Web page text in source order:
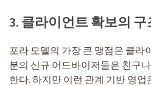
3. 클라이언트 확보의
포라 모델의 가장 큰 맹점은 클라
분의 신규 어드바이저들은 친구
한다. 하지만 이런 관계 기반 영